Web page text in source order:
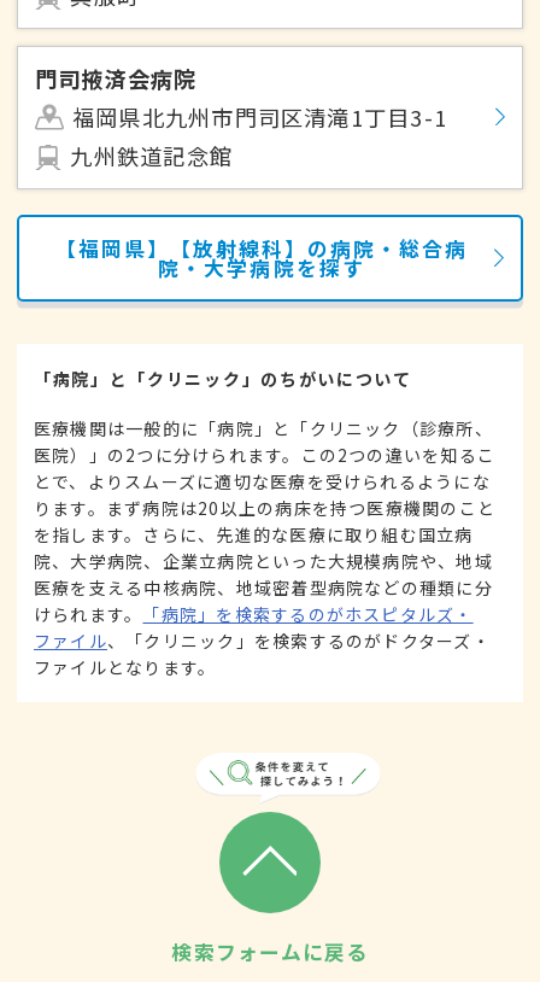
門司掖済会病院
福岡県北九州市門司区清滝1丁目3-1
九州鉄道記念館
【福岡県】【放射線科】の病院・総合病
院・大学病院を探す
「病院」と「クリニック」のちがいについて
医療機関は一般的に「病院」と「クリニック（診療所、
医院）」の2つに分けられます。この2つの違いを知るこ
とで、よりスムーズに適切な医療を受けられるようにな
ります。まず病院は20以上の病床を持つ医療機関のこと
を指します。さらに、先進的な医療に取り組む国立病
院、大学病院、企業立病院といった大規模病院や、地域
医療を支える中核病院、地域密着型病院などの種類に分
けられます。
「病院」を検索するのがホスピタルズ・
ファイル、「クリニック」を検索するのがドクターズ・
ファイルとなります。
検索フォームに戻る